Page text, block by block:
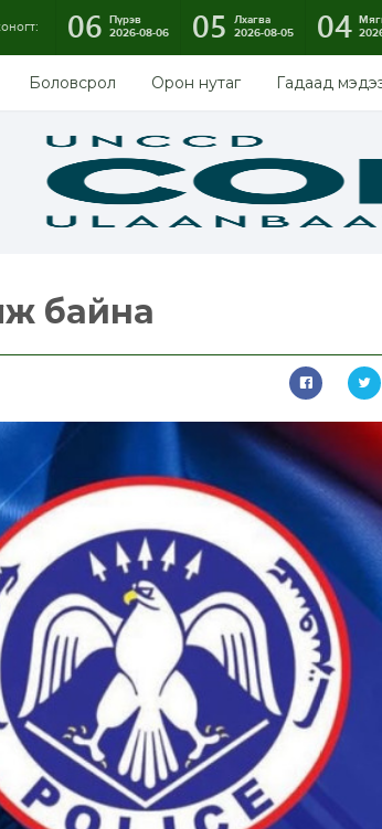
06 Пүрэв
2026-08-06
05
Лхагва
2026-08-05
04
Боловсрол Орон нутаг Гадаад
байна